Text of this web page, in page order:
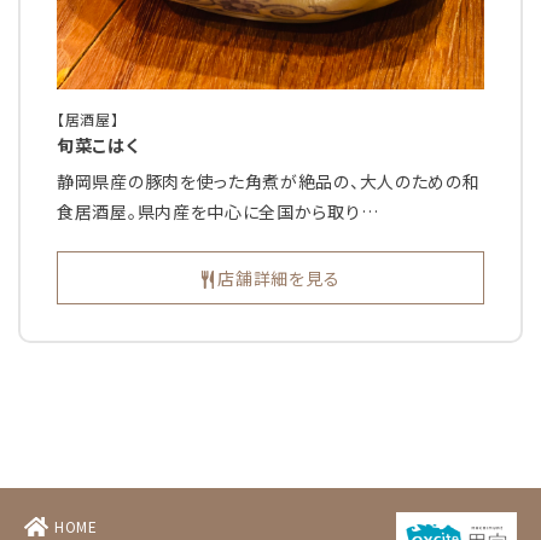
【居酒屋】
旬菜こはく
静岡県産の豚肉を使った角煮が絶品の、大人のための和
食居酒屋。県内産を中心に全国から取り…
店舗詳細を見る
HOME